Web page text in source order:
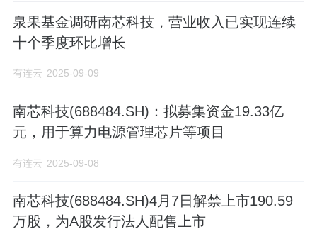
泉果基金调研南芯科技，营业收入已实现连续
十个季度环比增长
有连云 2025-09-09
南芯科技(688484.SH)：拟募集资金19.33亿
元，用于算力电源管理芯片等项目
有连云 2025-09-08
南芯科技(688484.SH)4月7日解禁上市190.59
万股，为A股发行法人配售上市